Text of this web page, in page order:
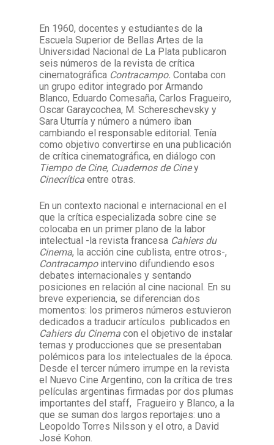
Facebook
Instagram
Twitter
Mail
En 1960, docentes y estudiantes de la
Escuela Superior de Bellas Artes de la
Universidad Nacional de La Plata publicaron
seis números de la revista de crítica
cinematográfica Contracampo.Contaba con
un grupo editor integrado por Armando
Blanco, Eduardo Comesaña, Carlos Fragueiro,
Oscar Garaycochea, M. Schereschevsky y
Sara Uturría y número a número iban
cambiando el responsable editorial. Tenía
como objetivo convertirse en una publicación
decrítica cinematográfica,en diálogo con
Tiempo de Cine, Cuadernos de Ciney
Cinecríticaentre otras.
En un contexto nacional e internacional en el
que la crítica especializada sobre cine se
colocaba en un primer plano de la labor
intelectual -la revista francesa Cahiers du
Cinema, la acción cine cublista, entre otros-,
Contracampo intervino difundiendo esos
debates internacionales y sentando
posiciones en relación al cine nacional. En su
breve experiencia, se diferencian dos
momentos: los primeros números estuvieron
dedicados a traducir artículos publicados en
Cahiers du Cinemacon el objetivo de instalar
temas y producciones que se presentaban
polémicos para los intelectuales de la época.
Desde el tercer número irrumpe en la revista
el Nuevo Cine Argentino, con lacrítica de tres
películas argentinas firmadas por dos plumas
importantes del staff, Fragueiro y Blanco, a la
que se suman dos largos reportajes: uno a
Leopoldo Torres Nilsson y el otro, a David
José Kohon.